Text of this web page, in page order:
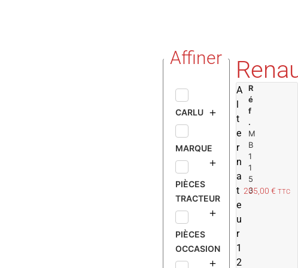
Affiner
CARLU
MARQUE
PIÈCES
TRACTEUR
PIÈCES
OCCASION
A
l
t
e
r
n
a
t
e
u
r
1
2
R
é
f
.
M
B
1
1
5
3
205,00 € TTC